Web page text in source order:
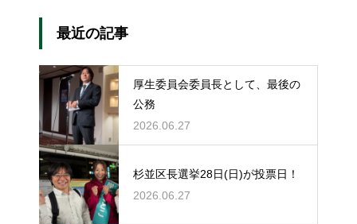
最近の記事
厚生委員会委員長として、最後の
公務
2026.06.27
杉並区長選挙28日(日)が投票日！
2026.06.27